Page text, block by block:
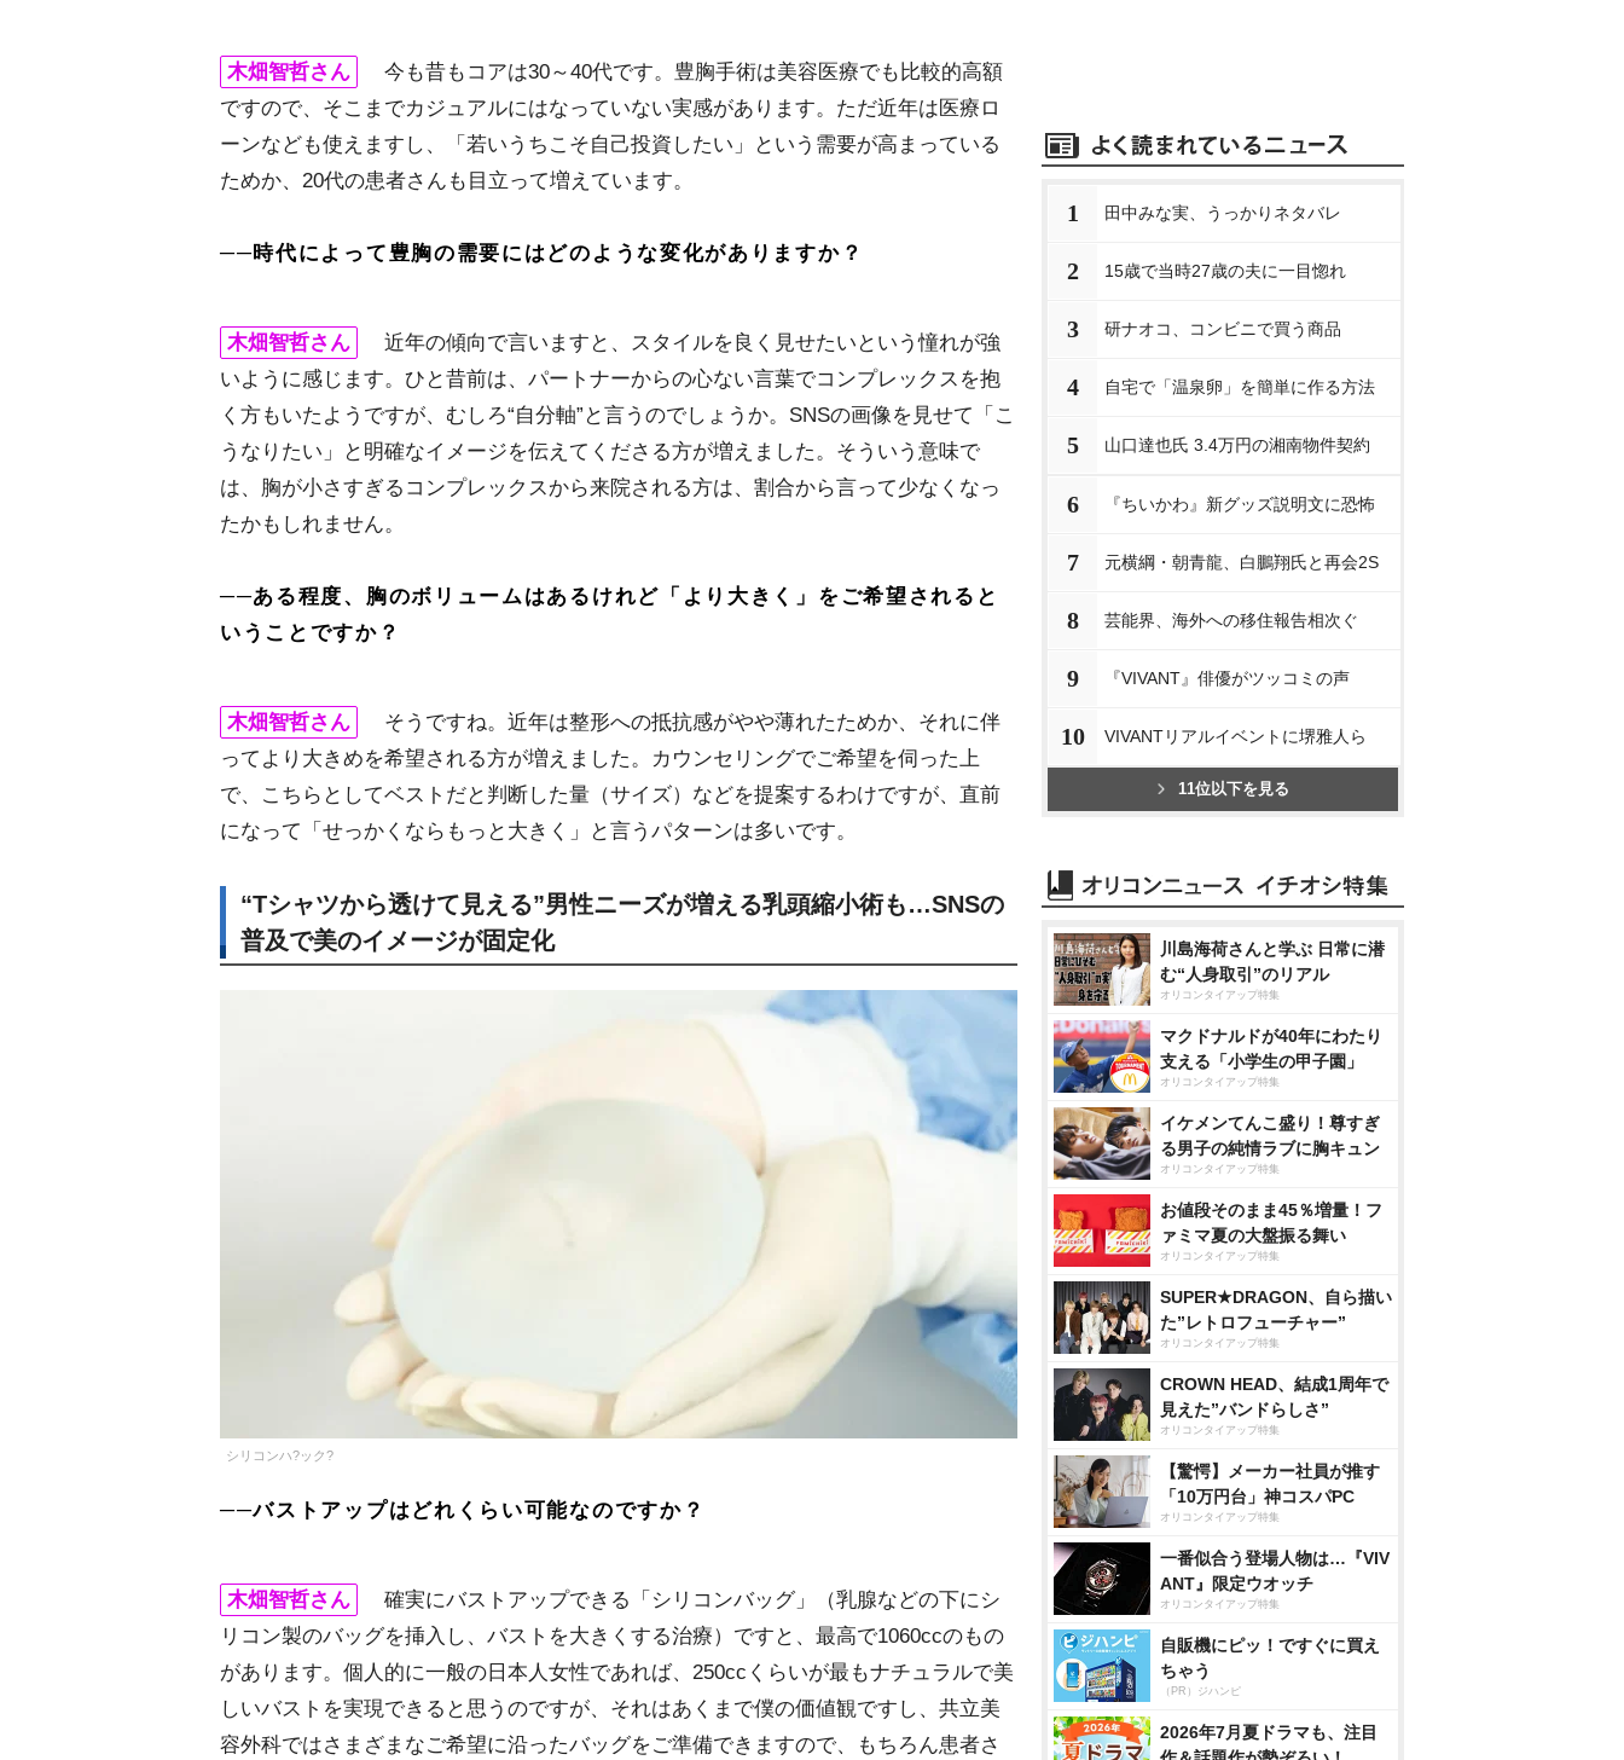
木畑智哲さん
今も昔もコアは30～40代です。豊胸手術は美容医療でも比較的高額
ですので、そこまでカジュアルにはなっていない実感があります。ただ近年は医療ロ
ーンなども使えますし、「若いうちこそ自己投資したい」という需要が高まっている
ためか、20代の患者さんも目立って増えています。
──時代によって豊胸の需要にはどのような変化がありますか？
木畑智哲さん
近年の傾向で言いますと、スタイルを良く見せたいという憧れが強
いように感じます。ひと昔前は、パートナーからの心ない言葉でコンプレックスを抱
く方もいたようですが、むしろ“自分軸”と言うのでしょうか。SNSの画像を見せて「こ
うなりたい」と明確なイメージを伝えてくださる方が増えました。そういう意味で
は、胸が小さすぎるコンプレックスから来院される方は、割合から言って少なくなっ
たかもしれません。
──ある程度、胸のボリュームはあるけれど「より大きく」をご希望されると
いうことですか？
木畑智哲さん
そうですね。近年は整形への抵抗感がやや薄れたためか、それに伴
ってより大きめを希望される方が増えました。カウンセリングでご希望を伺った上
で、こちらとしてベストだと判断した量（サイズ）などを提案するわけですが、直前
になって「せっかくならもっと大きく」と言うパターンは多いです。
“Tシャツから透けて見える”男性ニーズが増える乳頭縮小術も…SNSの
普及で美のイメージが固定化
シリコンハ?ック?
──バストアップはどれくらい可能なのですか？
木畑智哲さん
確実にバストアップできる「シリコンバッグ」（乳腺などの下にシ
リコン製のバッグを挿入し、バストを大きくする治療）ですと、最高で1060ccのもの
があります。個人的に一般の日本人女性であれば、250ccくらいが最もナチュラルで美
しいバストを実現できると思うのですが、それはあくまで僕の価値観ですし、共立美
容外科ではさまざまなご希望に沿ったバッグをご準備できますので、もちろん患者さ
1 田中みな実、うっかりネタバレ
2 15歳で当時27歳の夫に一目惚れ
3 研ナオコ、コンビニで買う商品
4 自宅で「温泉卵」を簡単に作る方法
5 山口達也氏 3.4万円の湘南物件契約
6 『ちいかわ』新グッズ説明文に恐怖
7 元横綱・朝青龍、白鵬翔氏と再会2S
8 芸能界、海外への移住報告相次ぐ
9 『VIVANT』俳優がツッコミの声
10 VIVANTリアルイベントに堺雅人ら
11位以下を見る
川島海荷さんと学ぶ 日常に潜
む“人身取引”のリアル
オリコンタイアップ特集
マクドナルドが40年にわたり
支える「小学生の甲子園」
オリコンタイアップ特集
イケメンてんこ盛り！尊すぎ
る男子の純情ラブに胸キュン
オリコンタイアップ特集
お値段そのまま45％増量！フ
ァミマ夏の大盤振る舞い
オリコンタイアップ特集
SUPER★DRAGON、自ら描い
た”レトロフューチャー”
オリコンタイアップ特集
CROWN HEAD、結成1周年で
見えた”バンドらしさ”
オリコンタイアップ特集
【驚愕】メーカー社員が推す
「10万円台」神コスパPC
オリコンタイアップ特集
一番似合う登場人物は…『VIV
ANT』限定ウオッチ
オリコンタイアップ特集
自販機にピッ！ですぐに買え
ちゃう
（PR）ジハンピ
2026年7月夏ドラマも、注目